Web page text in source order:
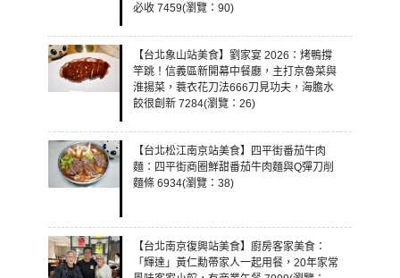
必收 7459(瀏覽：90)
【台北象山站美食】劉家宴 2026：烤鴨撐
竿跳！信義區新開幕中餐廳，主打京魯菜與
淮揚菜，蓑衣花刀法666刀見功夫，海膽水
餃很創新 7284(瀏覽：26)
【台北松江南京站美食】四平街番茄牛肉
麵：四平街商圈鮮甜番茄牛肉麵與Q彈刀削
麵條 6934(瀏覽：38)
【台北南京復興站美食】廚房客家美食：
「輝達」黃仁勳帶家人一起用餐，20年家常